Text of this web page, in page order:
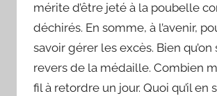
mérite d’être jeté à la poubelle
déchirés. En somme, à l’avenir,
savoir gérer les excès. Bien
revers de la médaille. Combien
fil à retordre un jour. Quoi qu’il